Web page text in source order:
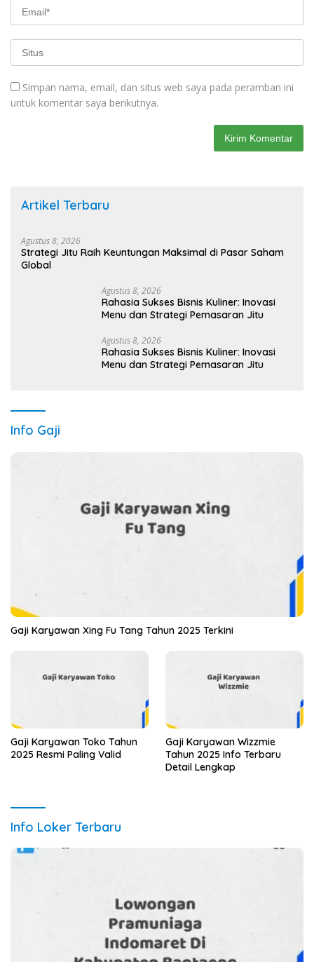
Simpan nama, email, dan situs web saya pada peramban ini
untuk komentar saya berikutnya.
Artikel Terbaru
Agustus 8, 2026
Strategi Jitu Raih Keuntungan Maksimal di Pasar Saham
Global
Agustus 8, 2026
Rahasia Sukses Bisnis Kuliner: Inovasi
Menu dan Strategi Pemasaran Jitu
Agustus 8, 2026
Rahasia Sukses Bisnis Kuliner: Inovasi
Menu dan Strategi Pemasaran Jitu
Info Gaji
Gaji Karyawan Xing Fu Tang Tahun 2025 Terkini
Gaji Karyawan Toko Tahun
2025 Resmi Paling Valid
Gaji Karyawan Wizzmie
Tahun 2025 Info Terbaru
Detail Lengkap
Info Loker Terbaru